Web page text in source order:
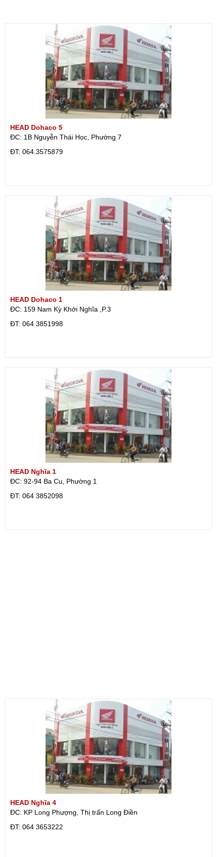
HEAD Dohaco 5
ĐC: 1B Nguyễn Thái Học, Phường 7
ÐT: 064.3575879
HEAD Dohaco 1
ĐC: 159 Nam Kỳ Khởi Nghĩa ,P.3
ÐT: 064 3851998
HEAD Nghĩa 1
ĐC: 92-94 Ba Cu, Phường 1
ÐT: 064 3852098
HEAD Nghĩa 4
ĐC: KP Long Phượng, Thị trấn Long Điền
ÐT: 064 3653222